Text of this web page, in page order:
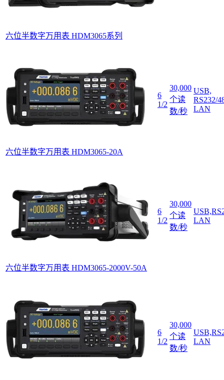
六位半数字万用表 HDM3065系列
六位半数字万用表 HDM3065-20A
6
1/2
30,000
个读
数/秒
USB,
RS232/
LAN
六位半数字万用表 HDM3065-2000V-50A
6
1/2
30,000
个读
数/秒
LAN
6
1/2
30,000
个读
数/秒
LAN